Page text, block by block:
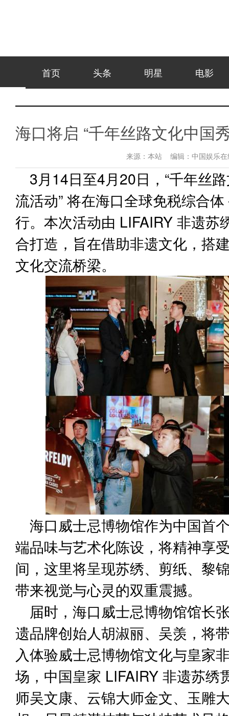
首页 头条 明星 电影
海口将启 “千年丝路文化中国
来源： 本站 编辑： 中国娱乐
3月14日至4月20日，“千年丝
流活动” 将在海口全球免税综合
行。本次活动由 LIFAIRY 非遗苏
合打造，旨在借助非遗文化，搭
文化交流桥梁。
海口威士忌博物馆作为中国首
端品味与艺术化陈设，将精神享
间，这里将呈现苏绣、剪纸、黎
带来视觉与心灵的双重震撼。
届时，海口威士忌博物馆馆长
遗品牌创始人胡淑丽、吴羡，将
入体验威士忌博物馆文化与皇家
场，中国皇家 LIFAIRY 非遗苏绣
师吴文康、云锦大师金文、玉雕